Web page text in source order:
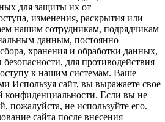
для защиты их от
изменения, раскрытия или
нашим сотрудникам, подрядчикам
данным, постоянно
хранения и обработки данных,
для противодействия
к нашим системам. Ваше
Используя сайт, вы выражаете свое
конфиденциальности. Если вы не
пожалуйста, не используйте его.
сайта после внесения